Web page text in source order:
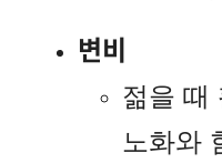
변비
젊을 때
노화와